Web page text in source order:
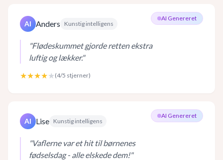
AI Genereret
AI Anders Kunstig intelligens
"Flødeskummet gjorde retten ekstra
luftig og lækker."
★★★★★ (4/5 stjerner)
AI Genereret
AI Lise Kunstig intelligens
"Vaflerne var et hit til børnenes
fødselsdag - alle elskede dem!"